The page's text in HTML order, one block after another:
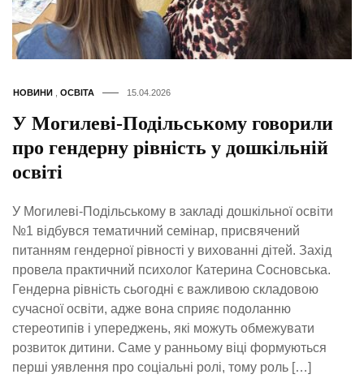
НОВИНИ ОСВІТА 15.04.2026
У Могилеві-Подільському говорили
про гендерну рівність у дошкільній
освіті
У Могилеві-Подільському в закладі дошкільної освіти
№1 відбувся тематичний семінар, присвячений
питанням гендерної рівності у вихованні дітей. Захід
провела практичний психолог Катерина Сосновська.
Гендерна рівність сьогодні є важливою складовою
сучасної освіти, адже вона сприяє подоланню
стереотипів і упереджень, які можуть обмежувати
розвиток дитини. Саме у ранньому віці формуються
перші уявлення про соціальні ролі, тому роль […]